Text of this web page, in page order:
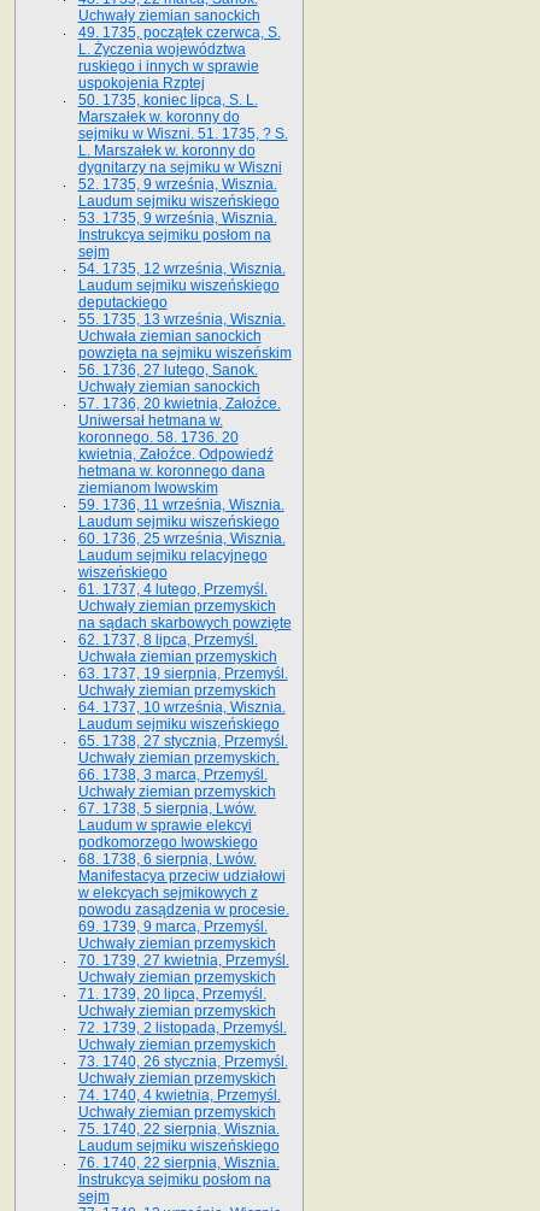
Uchwały ziemian sanockich
49. 1735, początek czerwca, S.
L. Życzenia województwa
ruskiego i innych w sprawie
uspokojenia Rzptej
50. 1735, koniec lipca, S. L.
Marszałek w. koronny do
sejmiku w Wiszni. 51. 1735, ? S.
L. Marszałek w. koronny do
dygnitarzy na sejmiku w Wiszni
52. 1735, 9 września, Wisznia.
Laudum sejmiku wiszeńskiego
53. 1735, 9 września, Wisznia.
Instrukcya sejmiku posłom na
sejm
54. 1735, 12 września, Wisznia.
Laudum sejmiku wiszeńskiego
deputackiego
55. 1735, 13 września, Wisznia.
Uchwała ziemian sanockich
powzięta na sejmiku wiszeńskim
56. 1736, 27 lutego, Sanok.
Uchwały ziemian sanockich
57. 1736, 20 kwietnia, Załoźce.
Uniwersał hetmana w.
koronnego. 58. 1736. 20
kwietnia, Załoźce. Odpowiedź
hetmana w. koronnego dana
ziemianom lwowskim
59. 1736, 11 września, Wisznia.
Laudum sejmiku wiszeńskiego
60. 1736, 25 września, Wisznia.
Laudum sejmiku relacyjnego
wiszeńskiego
61. 1737, 4 lutego, Przemyśl.
Uchwały ziemian przemyskich
na sądach skarbowych powzięte
62. 1737, 8 lipca, Przemyśl.
Uchwała ziemian przemyskich
63. 1737, 19 sierpnia, Przemyśl.
Uchwały ziemian przemyskich
64. 1737, 10 września, Wisznia.
Laudum sejmiku wiszeńskiego
65. 1738, 27 stycznia, Przemyśl.
Uchwały ziemian przemyskich­­.
66. 1738, 3 marca, Przemyśl.
Uchwały ziemian przemyskich­
67. 1738, 5 sierpnia, Lwów.
Laudum w sprawie elekcyi
podkomorzego lwowskiego
68. 1738, 6 sierpnia, Lwów.
Manifestacya przeciw udziałowi
w elekcyach sejmikowych z
powodu zasądzenia w procesie.
69. 1739, 9 marca, Przemyśl.
Uchwały ziemian przemyskich
70. 1739, 27 kwietnia, Przemyśl.
Uchwały ziemian przemyskich
71. 1739, 20 lipca, Przemyśl.
Uchwały ziemian przemyskich
72. 1739, 2 listopada, Przemyśl.
Uchwały ziemian przemyskich
73. 1740, 26 stycznia, Przemyśl.
Uchwały ziemian przemyskich
74. 1740, 4 kwietnia, Przemyśl.
Uchwały ziemian przemyskich
75. 1740, 22 sierpnia, Wisznia.
Laudum sejmiku wiszeńskiego
76. 1740, 22 sierpnia, Wisznia.
Instrukcya sejmiku posłom na
sejm